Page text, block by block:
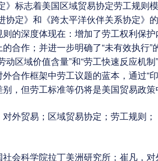
》标志着美国区域贸易协定劳工规则
协定》和《跨太平洋伙伴关系协定》
的深度体现在：增加了劳工权利保
合作；并进一步明确了“未有效执行
动区域价值含量”和“劳工快速反应机
合作框架中劳工议题的蓝本，通过“
，但劳工标准等仍将是美国贸易政策
对外贸易；区域贸易协定；劳工规则
社会科学院拉丁美洲研究所；崔凡，